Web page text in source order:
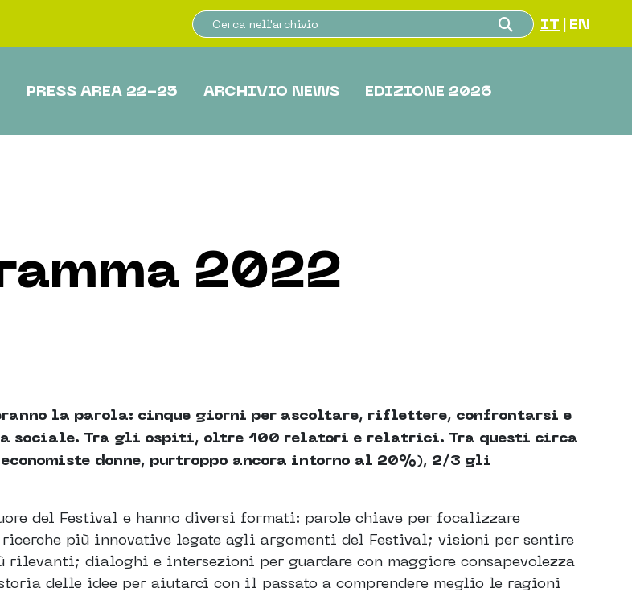
IT EN
PRESS AREA 22-25 ARCHIVIO NEWS EDIZIONE 2026
2022
la parola: cinque giorni per ascoltare, riflettere, confrontarsi e
sociale. Tra gli ospiti, oltre 100 relatori e relatrici. Tra questi circa
donne, purtroppo ancora intorno al 20%), 2/3 gli
del Festival e hanno diversi formati: parole chiave per focalizzare
più innovative legate agli argomenti del Festival; visioni per sentire
dialoghi e intersezioni per guardare con maggiore consapevolezza
delle idee per aiutarci con il passato a comprendere meglio le ragioni